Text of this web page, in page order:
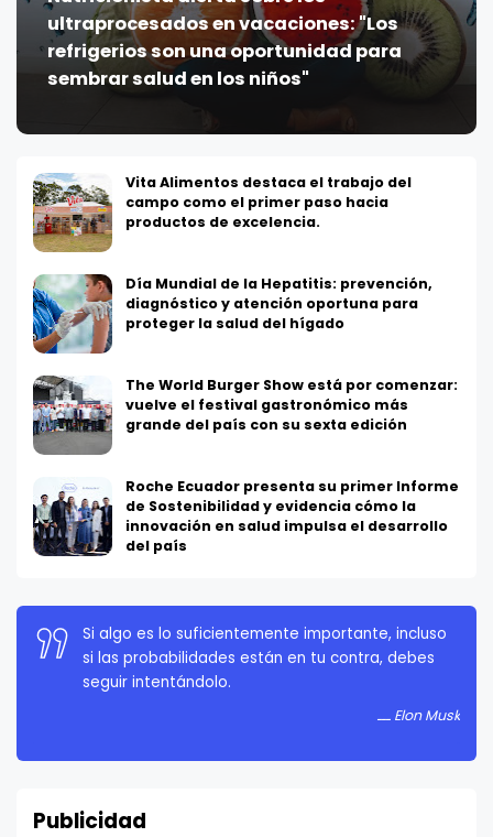
ultraprocesados en vacaciones: "Los
refrigerios son una oportunidad para
sembrar salud en los niños"
Vita Alimentos destaca el trabajo del
campo como el primer paso hacia
productos de excelencia.
Día Mundial de la Hepatitis: prevención,
diagnóstico y atención oportuna para
proteger la salud del hígado
The World Burger Show está por comenzar:
vuelve el festival gastronómico más
grande del país con su sexta edición
Roche Ecuador presenta su primer Informe
de Sostenibilidad y evidencia cómo la
innovación en salud impulsa el desarrollo
del país
La persistencia es muy importante. No debes
rendirte a menos que estés obligado a rendirte.
Publicidad